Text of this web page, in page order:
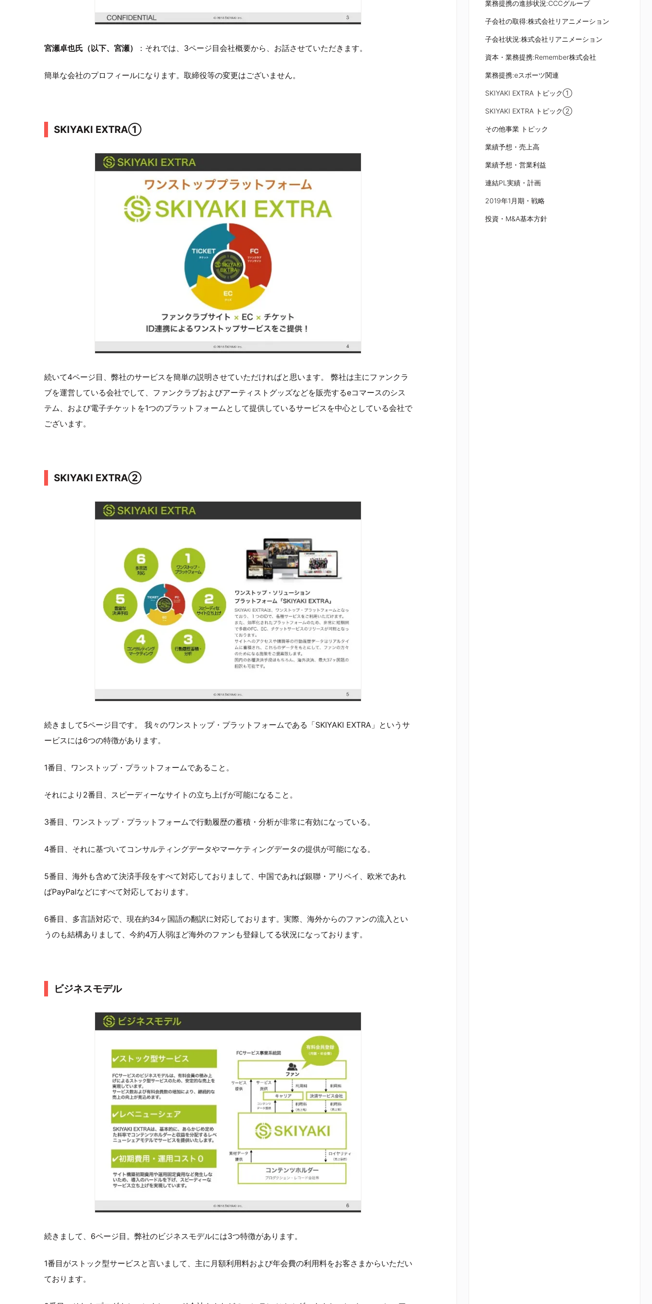
宮瀬卓也氏（以下、宮瀬） ：それでは、3ページ目会社概要から、お話させていただきます。
簡単な会社のプロフィールになります。取締役等の変更はございません。
SKIYAKI EXTRA①
続いて4ページ目、弊社のサービスを簡単の説明させていただければと思います。 弊社は主にファンクラ
ブを運営している会社でして、ファンクラブおよびアーティストグッズなどを販売するeコマースのシス
テム、および電子チケットを1つのプラットフォームとして提供しているサービスを中心としている会社で
ございます。
SKIYAKI EXTRA②
続きまして5ページ目です。 我々のワンストップ・プラットフォームである「SKIYAKI EXTRA」というサ
ービスには6つの特徴があります。
1番目、ワンストップ・プラットフォームであること。
それにより2番目、スピーディーなサイトの立ち上げが可能になること。
3番目、ワンストップ・プラットフォームで行動履歴の蓄積・分析が非常に有効になっている。
4番目、それに基づいてコンサルティングデータやマーケティングデータの提供が可能になる。
5番目、海外も含めて決済手段をすべて対応しておりまして、中国であれば銀聯・アリペイ、欧米であれ
ばPayPalなどにすべて対応しております。
6番目、多言語対応で、現在約34ヶ国語の翻訳に対応しております。実際、海外からのファンの流入とい
うのも結構ありまして、今約4万人弱ほど海外のファンも登録してる状況になっております。
ビジネスモデル
続きまして、6ページ目。弊社のビジネスモデルには3つ特徴があります。
1番目がストック型サービスと言いまして、主に月額利用料および年会費の利用料をお客さまからいただい
ております。
業務提携の進捗状況:CCCグループ
子会社の取得:株式会社リアニメーション
子会社状況:株式会社リアニメーション
資本・業務提携:Remember株式会社
業務提携:eスポーツ関連
SKIYAKI EXTRA トピック①
SKIYAKI EXTRA トピック②
その他事業 トピック
業績予想・売上高
業績予想・営業利益
連結PL実績・計画
2019年1月期・戦略
投資・M&A基本方針